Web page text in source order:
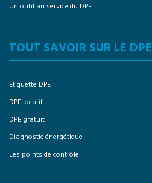
Un outil au service du DPE
TOUT SAVOIR SUR LE DPE
Etiquette DPE
DPE locatif
DPE gratuit
Diagnostic énergétique
Les points de contrôle